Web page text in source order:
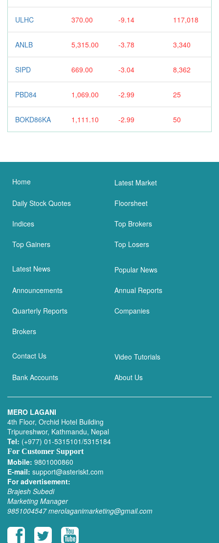
ULHC 370.00 -9.14 117,018
ANLB 5,315.00 -3.78 3,340
SIPD 669.00 -3.04 8,362
PBD84 1,069.00 -2.99 25
BOKD86KA 1,111.10 -2.99 50
Home Latest Market
Daily Stock Quotes Floorsheet
Indices Top Brokers
Top Gainers Top Losers
Latest News Popular News
Announcements Annual Reports
Quarterly Reports Companies
Brokers
Contact Us Video Tutorials
Bank Accounts About Us
MERO LAGANI
4th Floor, Orchid Hotel Building
Tripureshwor, Kathmandu, Nepal
Tel: (+977) 01-5315101/5315184
For Customer Support
Mobile: 9801000860
E-mail: support@asteriskt.com
For advertisement:
Brajesh Subedi
Marketing Manager
9851004547 merolaganimarketing@gmail.com